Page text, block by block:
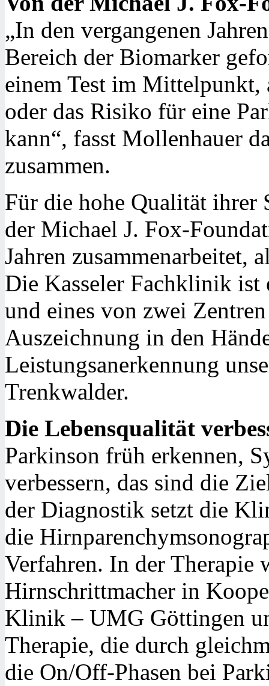
„In den vergangenen
Bereich der Biomarker
einem Test im Mittelpunkt,
oder das Risiko für eine
kann“, fasst Mollenhauer
zusammen.
Für die hohe Qualität ihrer
der Michael J. Fox-
Jahren zusammenarbeitet,
Die Kasseler Fachklinik
und eines von zwei
Auszeichnung in den
Leistungsanerkennung
Trenkwalder.
Die Lebensqualität
Parkinson früh erkennen,
verbessern, das sind die
der Diagnostik setzt die
die
Verfahren. In der Therapie
Hirnschrittmacher in
Klinik – UMG Göttingen
Therapie, die durch
die On/Off-Phasen bei